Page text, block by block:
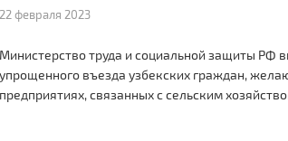
22 февраля 2023
Министерство труда и социальной защиты РФ
упрощенного въезда узбекских граждан,
предприятиях, связанных с сельским